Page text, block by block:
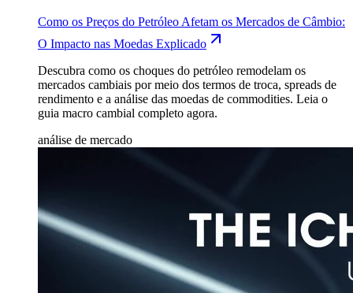
Como os Preços do Petróleo Afetam os Mercados de Câmbio:
O Impacto nas Moedas Explicado
Descubra como os choques do petróleo remodelam os
mercados cambiais por meio dos termos de troca, spreads de
rendimento e a análise das moedas de commodities. Leia o
guia macro cambial completo agora.
análise de mercado